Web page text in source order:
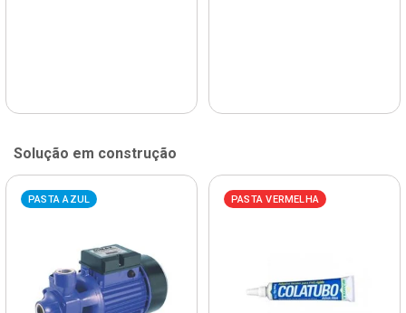
Solução em construção
PASTA AZUL PASTA VERMELHA